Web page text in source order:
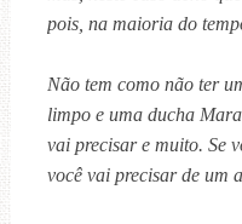
pois, na maioria do
Não tem como não ter
limpo e uma ducha
vai precisar e muito. Se
você vai precisar de um